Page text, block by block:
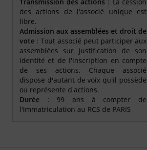
des actions de l'associé unique est
libre.
Admission aux assemblées et droit de
vote : Tout associé peut participer aux
assemblées sur justification de son
identité et de l'inscription en compte
de ses actions. Chaque associé
dispose d'autant de voix qu'il possède
ou représente d'actions.
Durée : 99 ans à compter de
l'immatriculation au RCS de PARIS